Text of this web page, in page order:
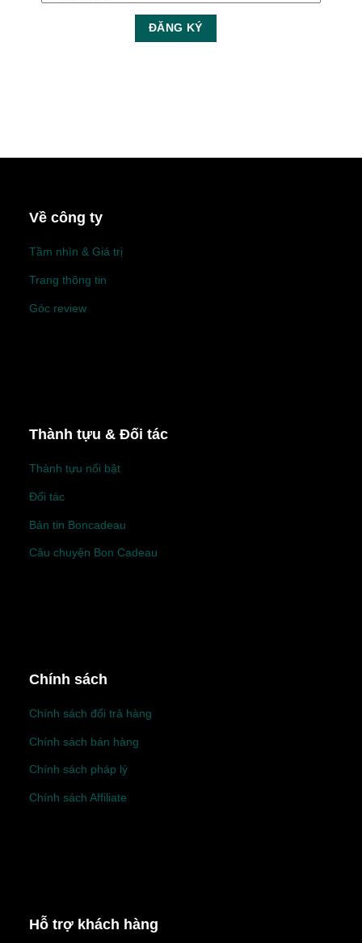
Về công ty
Tầm nhìn & Giá trị
Trang thông tin
Góc review
Thành tựu & Đối tác
Thành tựu nổi bật
Đối tác
Bản tin Boncadeau
Câu chuyện Bon Cadeau
Chính sách
Chính sách đổi trả hàng
Chính sách bán hàng
Chính sách pháp lý
Chính sách Affiliate
Hỗ trợ khách hàng